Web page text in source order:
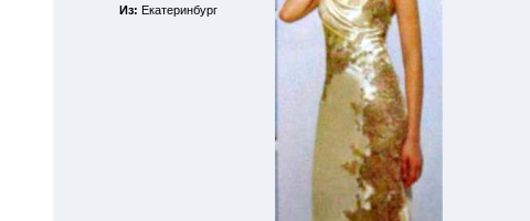
Из: Екатеринбург